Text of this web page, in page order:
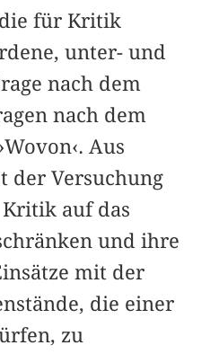
für Kritik
unter- und
nach dem
nach dem
Aus
der Versuchung
auf das
und ihre
mit der
die einer
zu